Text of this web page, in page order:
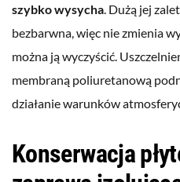
szybko wysycha. Dużą jej
bezbarwna, więc nie zmienia
można ją wyczyścić.
membraną poliuretanową
działanie warunków
Konserwacja